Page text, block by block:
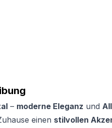
– moderne Eleganz und
einen stilvollen